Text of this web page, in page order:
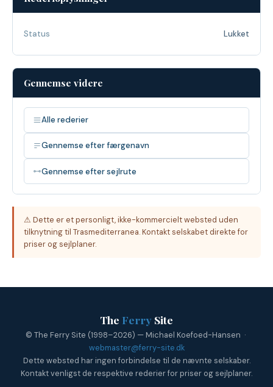
Status Lukket
Gennemse videre
Alle rederier
Gennemse efter færgenavn
Gennemse efter sejlrute
⚠ Dette er et personligt, ikke-kommercielt websted uden
tilknytning til Trasmediterranea. Kontakt selskabet direkte for
priser og sejlplaner.
The Ferry Site
© The Ferry Site (1998–2026) — Michael Koefoed-Hansen ·
webmaster@ferry-site.dk
Dette websted har ingen forbindelse til de nævnte selskaber.
Kontakt venligst de respektive rederier for priser og sejlplaner.